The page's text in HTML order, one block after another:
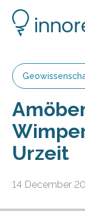
Urzeit
14 December